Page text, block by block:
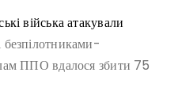
війська атакували
безпілотниками-
ППО вдалося збити 75